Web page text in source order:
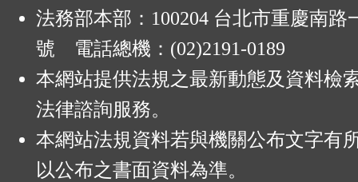
法務部本部：100204 台北市重慶南路
號 電話總機：(02)2191-0189
本網站提供法規之最新動態及資料檢
法律諮詢服務。
本網站法規資料若與機關公布文字有
以公布之書面資料為準。